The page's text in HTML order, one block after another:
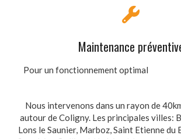
Maintenance
Pour un fonctionnement optimal
Nous intervenons dans un rayon de
autour de Coligny. Les principales villes:
Lons le Saunier, Marboz, Saint Etienne du